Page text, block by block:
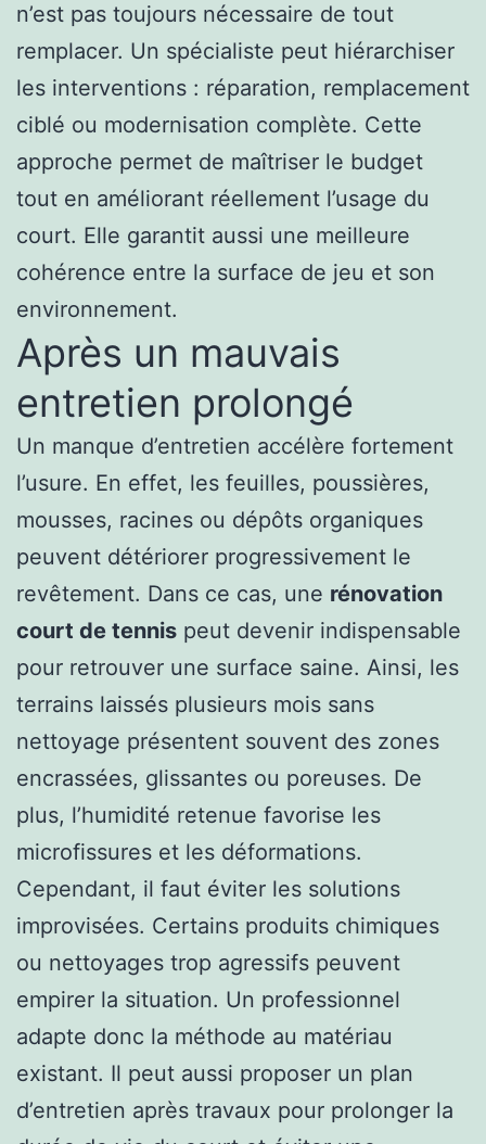
n’est pas toujours nécessaire de tout
remplacer. Un spécialiste peut hiérarchiser
les interventions : réparation, remplacement
ciblé ou modernisation complète. Cette
approche permet de maîtriser le budget
tout en améliorant réellement l’usage du
court. Elle garantit aussi une meilleure
cohérence entre la surface de jeu et son
environnement.
Après un mauvais
entretien prolongé
Un manque d’entretien accélère fortement
l’usure. En effet, les feuilles, poussières,
mousses, racines ou dépôts organiques
peuvent détériorer progressivement le
revêtement. Dans ce cas, une rénovation
court de tennis peut devenir indispensable
pour retrouver une surface saine. Ainsi, les
terrains laissés plusieurs mois sans
nettoyage présentent souvent des zones
encrassées, glissantes ou poreuses. De
plus, l’humidité retenue favorise les
microfissures et les déformations.
Cependant, il faut éviter les solutions
improvisées. Certains produits chimiques
ou nettoyages trop agressifs peuvent
empirer la situation. Un professionnel
adapte donc la méthode au matériau
existant. Il peut aussi proposer un plan
d’entretien après travaux pour prolonger la